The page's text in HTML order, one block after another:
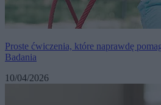
Proste ćwiczenia, które naprawdę
Badania
10/04/2026